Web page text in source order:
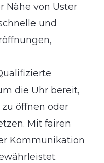
Nähe von Uster
und
die Uhr bereit,
öffnen oder
Mit fairen
Kommunikation